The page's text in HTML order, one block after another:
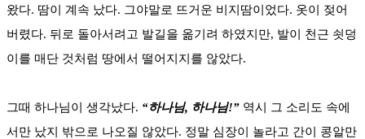
왔다. 땀이 계속 났다. 그야말로 뜨거운 비지땀이었다. 옷이 젖어
버렸다. 뒤로 돌아서려고 발길을 옮기려 하였지만, 발이 천근 쇳덩
이를 매단 것처럼 땅에서 떨어지지를 않았다.
그때 하나님이 생각났다. “하나님, 하나님!” 역시 그 소리도 속에
서만 났지 밖으로 나오질 않았다. 정말 심장이 놀라고 간이 콩알만